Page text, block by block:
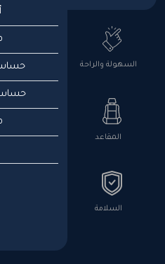
السهولة والراحة
المقاعد
السلامة